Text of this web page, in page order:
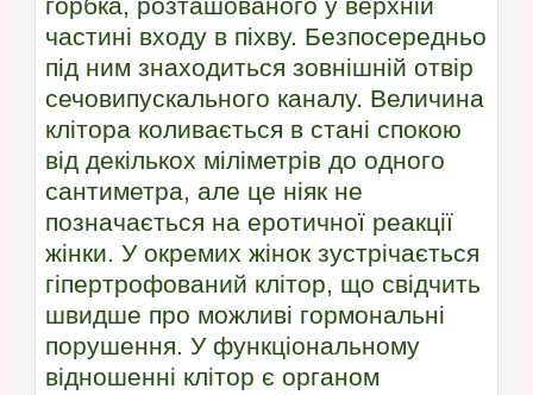
частині входу в піхву. Безпосередньо
під ним знаходиться зовнішній отвір
сечовипускального каналу. Величина
клітора коливається в стані спокою
від декількох міліметрів до одного
сантиметра, але це ніяк не
позначається на еротичної реакції
жінки. У окремих жінок зустрічається
гіпертрофований клітор, що свідчить
швидше про можливі гормональні
порушення. У функціональному
відношенні клітор є органом